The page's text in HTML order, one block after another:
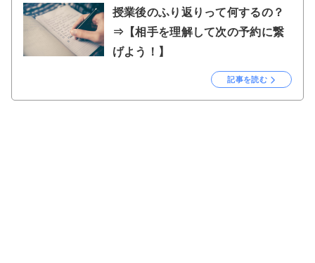
授業後のふり返りって何するの？
⇒【相手を理解して次の予約に繋
げよう！】
記事を読む